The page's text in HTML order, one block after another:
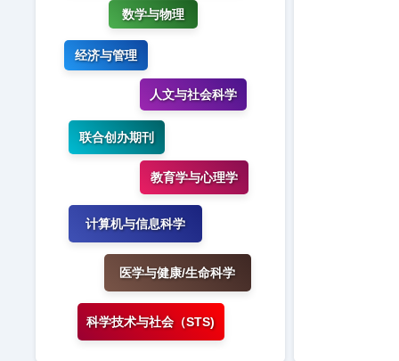
数学与物理
经济与管理
人文与社会科学
联合创办期刊
教育学与心理学
计算机与信息科学
医学与健康/生命科学
科学技术与社会（STS)